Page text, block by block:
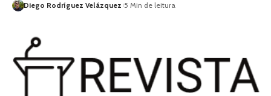
Diego Rodríguez Velázquez 5 Min de leitura